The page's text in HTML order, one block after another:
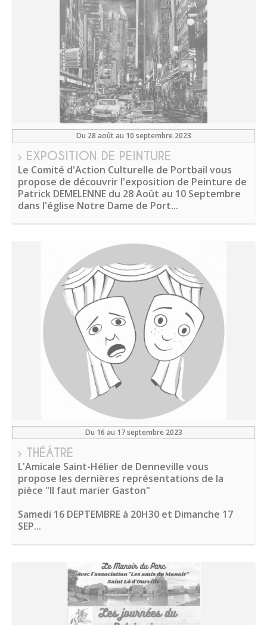
Du 28 août au 10 septembre 2023
› EXPOSITION DE PEINTURE
Le Comité d'Action Culturelle de Portbail vous
propose de découvrir l'exposition de Peinture de
Patrick DEMELENNE du 28 Août au 10 Septembre
dans l'église Notre Dame de Port...
Du 16 au 17 septembre 2023
› THÉÂTRE
L'Amicale Saint-Hélier de Denneville vous
propose les dernières représentations de la
pièce "Il faut marier Gaston"
Samedi 16 DEPTEMBRE à 20H30 et Dimanche 17
SEP...